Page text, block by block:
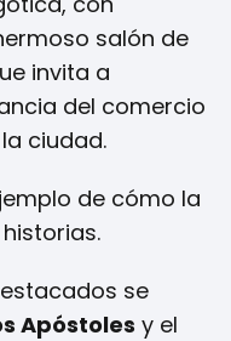
salón de
invita a
del comercio
ciudad.
de cómo la
se
Apóstoles y el